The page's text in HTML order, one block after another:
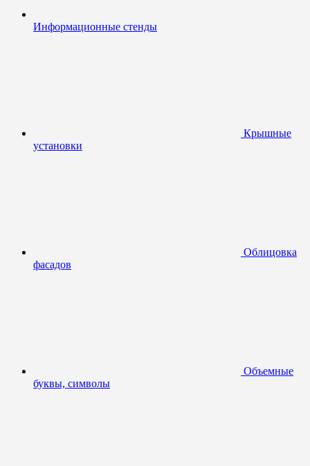
Информационные стенды
Крышные
установки
Облицовка
фасадов
Объемные
буквы, символы